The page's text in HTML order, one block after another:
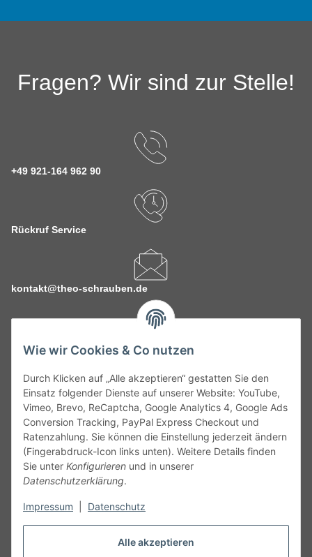
Alle akzeptieren
Wie wir Cookies & Co nutzen
Durch Klicken auf „Alle akzeptieren“ gestatten Sie den
Einsatz folgender Dienste auf unserer Website: YouTube,
Vimeo, Brevo, ReCaptcha, Google Analytics 4, Google Ads
Conversion Tracking, PayPal Express Checkout und
Ratenzahlung. Sie können die Einstellung jederzeit ändern
(Fingerabdruck-Icon links unten). Weitere Details finden
Sie unter Konfigurieren und in unserer
Datenschutzerklärung.
Impressum Datenschutz
Fragen? Wir sind zur Stelle!
+49 921-164 962 90
Rückruf Service
kontakt@theo-schrauben.de
Service
Gesetzliche Informationen
Alle technischen Angaben ohne Gewähr. Irrtümer und fehlerhafte
Angaben vorbehalten. Wenn Sie Datenblätter oder spezielle
unseren Kundenservice. Abbildungen der Artikel können